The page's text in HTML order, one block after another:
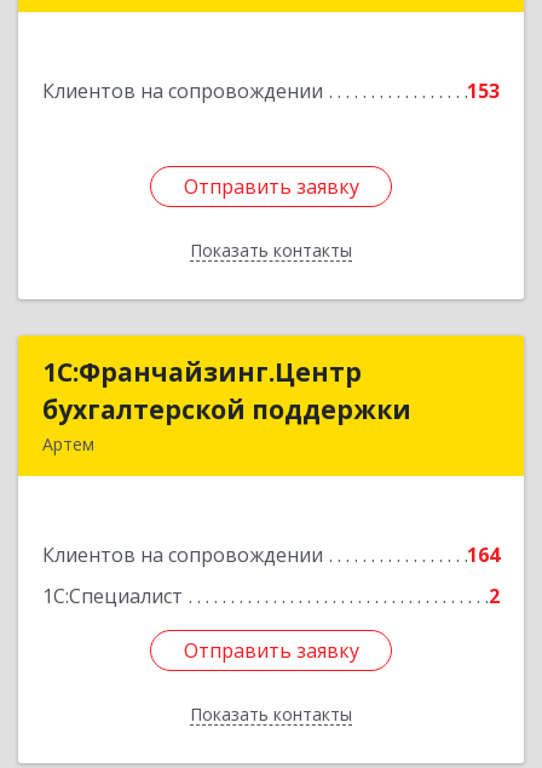
Клиентов на сопровождении 153
Отправить заявку
Показать контакты
Отправить заявку
Назад
1С:Франчайзинг.Центр
бухгалтерской поддержки
Артем
Клиентов на сопровождении
164
1С:Специалист
2
Отправить заявку
Показать контакты
1С:Франчайзинг.Центр
бухгалтерской поддержки
Подробнее
Отправить заявку
Назад